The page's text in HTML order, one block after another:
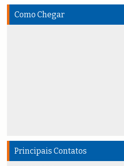
Como Chegar
Principais Contatos